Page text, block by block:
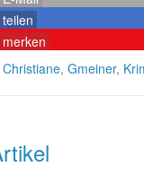
teilen
merken
Christiane, Gmeiner,